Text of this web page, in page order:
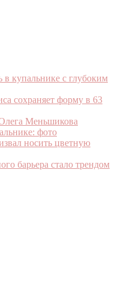
в купальнике с глубоким
сохраняет форму в 63
Меньшикова
фото
носить цветную
барьера стало трендом